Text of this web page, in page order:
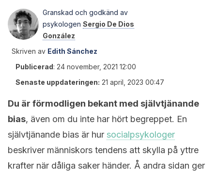
Granskad och godkänd av
psykologen Sergio De Dios
González
Skriven av Edith Sánchez
Publicerad: 24 november, 2021 12:00
Senaste uppdateringen: 21 april, 2023 00:47
Du är förmodligen bekant med självtjänande
bias, även om du inte har hört begreppet. En
självtjänande bias är hur socialpsykologer
beskriver människors tendens att skylla på yttre
krafter när dåliga saker händer. Å andra sidan ger